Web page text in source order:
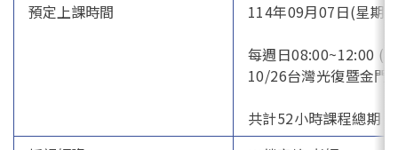
預定上課時間
114年09月07日(星期
每週日08:00~12:00 (
10/26台灣光復暨金門
共計52小時課程總期